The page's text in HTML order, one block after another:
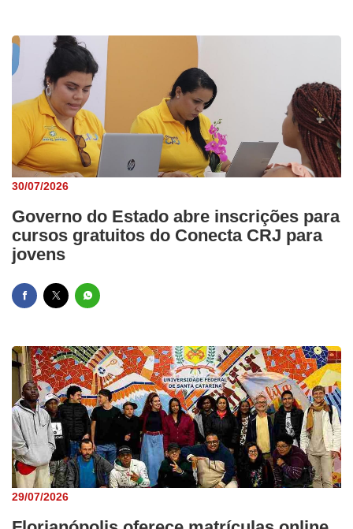
30/07/2026
Governo do Estado abre inscrições para
cursos gratuitos do Conecta CRJ para
jovens
29/07/2026